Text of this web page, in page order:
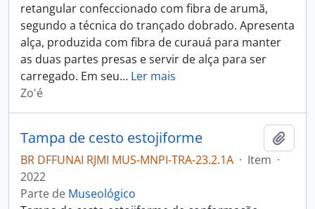
retangular confeccionado com fibra de arumã,
segundo a técnica do trançado dobrado. Apresenta
alça, produzida com fibra de curauá para manter
as duas partes presas e servir de alça para ser
carregado. Em seu… Ler mais
Zo'é
Tampa de cesto estojiforme
BR DFFUNAI RJMI MUS-MNPI-TRA-23.2.1A · Item ·
2022
Parte de Museológico